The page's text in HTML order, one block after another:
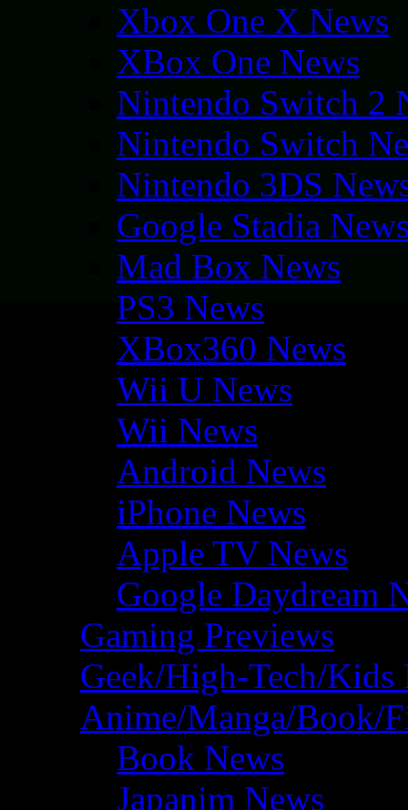
Xbox One X News
XBox One News
Nintendo Switch 2
Nintendo Switch
Nintendo 3DS
Google Stadia
Mad Box News
PS3 News
XBox360 News
Wii U News
Wii News
Android News
iPhone News
Apple TV News
Google Daydream
Gaming Previews
Geek/High-Tech/Kids
Anime/Manga/Book/
Book News
Japanim News